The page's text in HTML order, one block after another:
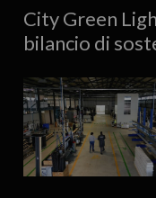
City Green
bilancio di